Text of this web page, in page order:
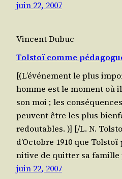
juin 22, 2007
Vincent Dubuc
Tolstoï comme
[(L’é­vé­ne­ment le plus
homme est le moment où
son moi ; les
peuvent être les plus
redoutables. )] [/​L. N.
d’Oc­tobre 1910 que
ni­tive de quit­ter sa famille
juin 22, 2007